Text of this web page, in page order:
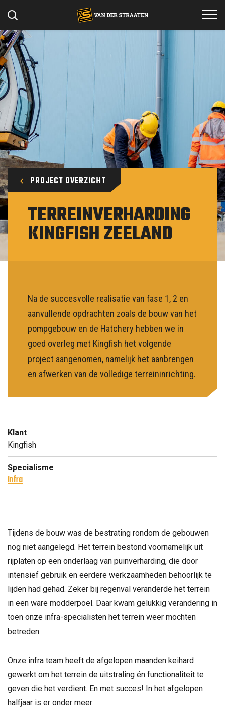
Specialismen
Projecten
Werken bij
Materieel
Over ons
Contact
NL
PROJECT OVERZICHT
TERREINVERHARDING
KINGFISH ZEELAND
Na de succesvolle realisatie van fase 1, 2 en
aanvullende opdrachten zoals de bouw van het
pompgebouw en de Hatchery hebben we in
goed overleg met Kingfish het volgende
project aangenomen, namelijk het aanbrengen
en afwerken van de volledige terreininrichting.
Klant
Kingfish
Specialisme
Infra
Tijdens de bouw was de bestrating rondom de gebouwen
nog niet aangelegd. Het terrein bestond voornamelijk uit
rijplaten op een onderlaag van puinverharding, die door
intensief gebruik en eerdere werkzaamheden behoorlijk te
lijden had gehad. Zeker bij regenval veranderde het terrein
in een ware modderpoel. Daar kwam gelukkig verandering in
toen onze infra-specialisten het terrein weer mochten
betreden.
Onze infra team heeft de afgelopen maanden keihard
gewerkt om het terrein de uitstraling én functionaliteit te
geven die het verdient. En met succes! In het afgelopen
halfjaar is er onder meer: